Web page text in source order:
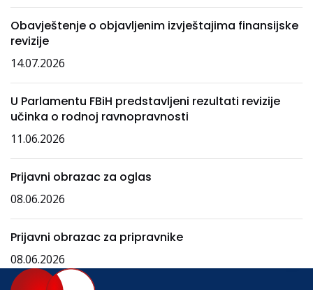
Obavještenje o objavljenim izvještajima finansijske
revizije
14.07.2026
U Parlamentu FBiH predstavljeni rezultati revizije
učinka o rodnoj ravnopravnosti
11.06.2026
Prijavni obrazac za oglas
08.06.2026
Prijavni obrazac za pripravnike
08.06.2026